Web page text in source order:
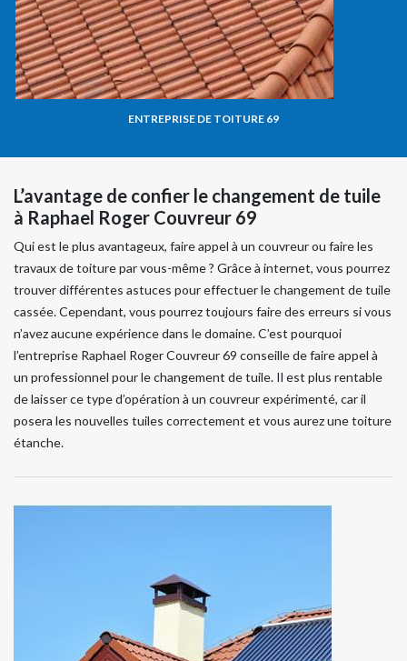
ENTREPRISE DE TOITURE 69
L’avantage de confier le changement de tuile
à Raphael Roger Couvreur 69
Qui est le plus avantageux, faire appel à un couvreur ou faire les
travaux de toiture par vous-même ? Grâce à internet, vous pourrez
trouver différentes astuces pour effectuer le changement de tuile
cassée. Cependant, vous pourrez toujours faire des erreurs si vous
n’avez aucune expérience dans le domaine. C’est pourquoi
l’entreprise Raphael Roger Couvreur 69 conseille de faire appel à
un professionnel pour le changement de tuile. Il est plus rentable
de laisser ce type d’opération à un couvreur expérimenté, car il
posera les nouvelles tuiles correctement et vous aurez une toiture
étanche.